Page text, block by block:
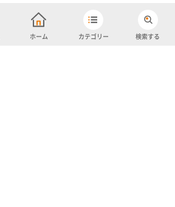
ホーム カテゴリー 検索する